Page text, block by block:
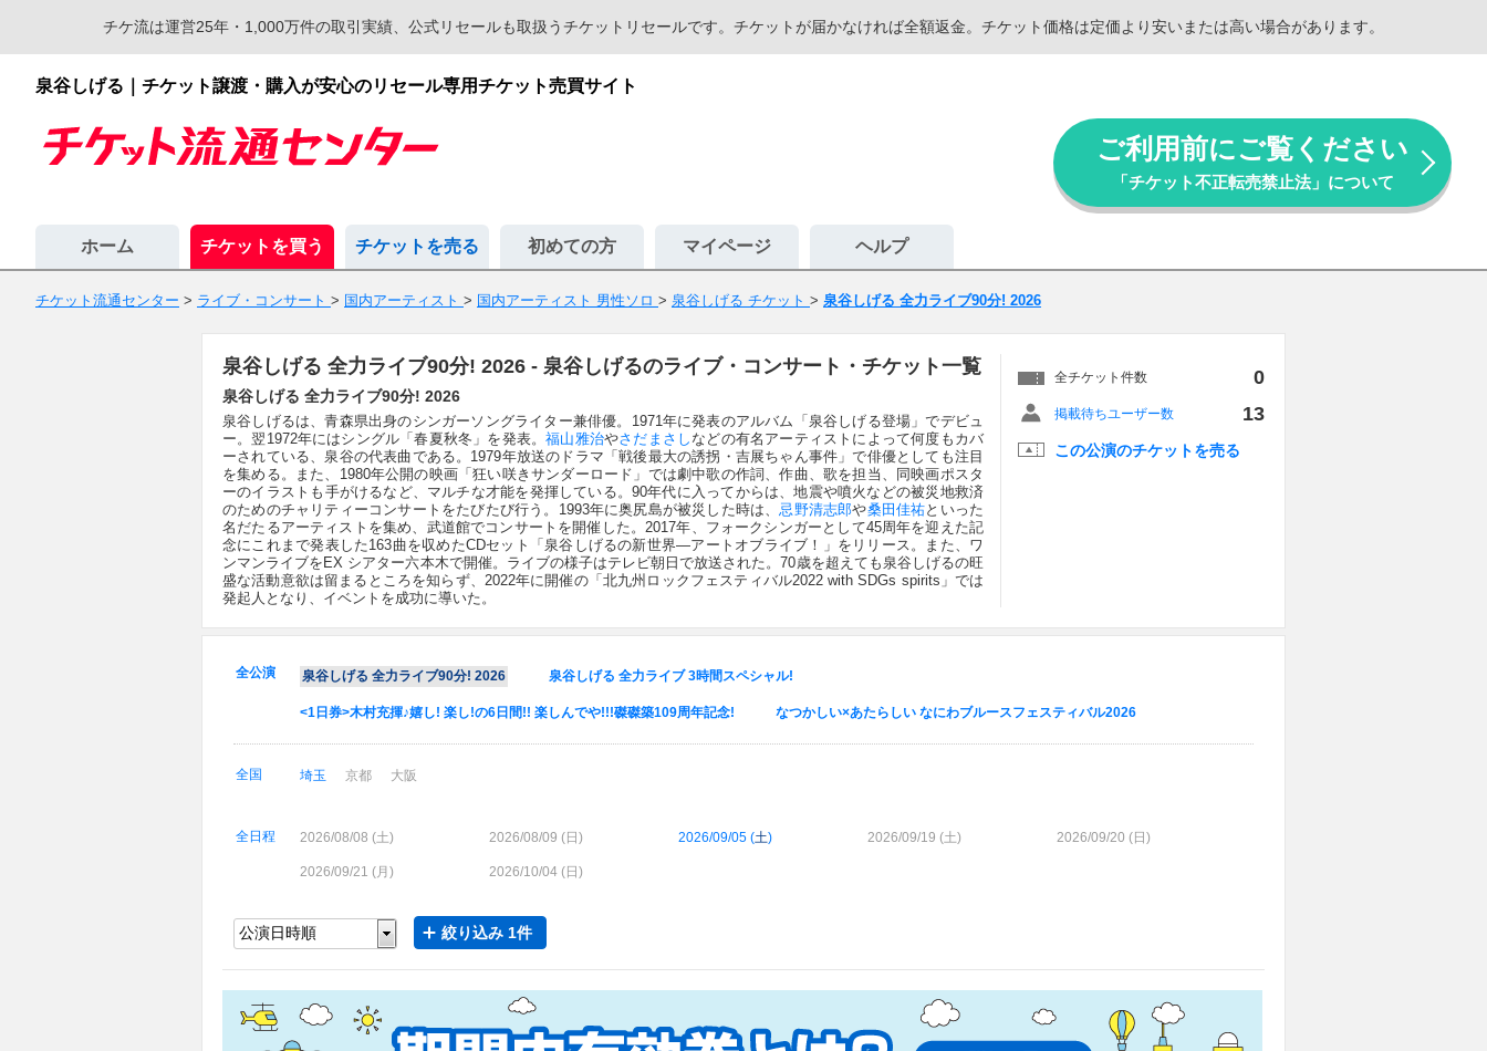
チケ流は運営25年・1,000万件の取引実績、公式リセールも取扱うチケットリセールです。チケットが届かなければ全額返金。チケット価格は定価より安いまたは高い場合があります。
泉谷しげる｜チケット譲渡・購入が安心のリセール専用チケット売買サイト
ご利用前にご覧ください
「チケット不正転売禁止法」について
ホーム チケットを買う チケットを売る 初めての方 マイページ ヘルプ
チケット流通センター > ライブ・コンサート > 国内アーティスト > 国内アーティスト 男性ソロ > 泉谷しげる チケット > 泉谷しげる 全力ライブ90分! 2026
泉谷しげる 全力ライブ90分! 2026 - 泉谷しげるのライブ・コンサート・チケット一覧
泉谷しげる 全力ライブ90分! 2026
泉谷しげるは、青森県出身のシンガーソングライター兼俳優。1971年に発表のアルバム「泉谷しげる登場」でデビュ
ー。翌1972年にはシングル「春夏秋冬」を発表。福山雅治やさだまさし などの有名アーティストによって何度もカバ
ーされている、泉谷の代表曲である。1979年放送のドラマ「戦後最大の誘拐・吉展ちゃん事件」で俳優としても注目
を集める。また、1980年公開の映画「狂い咲きサンダーロード」では劇中歌の作詞、作曲、歌を担当、同映画ポスタ
ーのイラストも手がけるなど、マルチな才能を発揮している。90年代に入ってからは、地震や噴火などの被災地救済
のためのチャリティーコンサートをたびたび行う。1993年に奥尻島が被災した時は、忌野清志郎や桑田佳祐といった
名だたるアーティストを集め、武道館でコンサートを開催した。2017年、フォークシンガーとして45周年を迎えた記
念にこれまで発表した163曲を収めたCDセット「泉谷しげるの新世界―アートオブライブ！」をリリース。また、ワ
ンマンライブをEX シアター六本木で開催。ライブの様子はテレビ朝日で放送された。70歳を超えても泉谷しげるの旺
盛な活動意欲は留まるところを知らず、2022年に開催の「北九州ロックフェスティバル2022 with SDGs spirits」では
発起人となり、イベントを成功に導いた。
全チケット件数 0
掲載待ちユーザー数 13
この公演のチケットを売る
全公演 泉谷しげる 全力ライブ90分! 2026 泉谷しげる 全力ライブ 3時間スペシャル!
<1日券>木村充揮♪嬉し! 楽し!の6日間!! 楽しんでや!!!磔磔築109周年記念! なつかしい×あたらしい なにわブルースフェスティバル2026
全国 埼玉 京都 大阪
全日程 2026/08/08 (土) 2026/08/09 ( 日 ) 2026/09/05 (土) 2026/09/19 (土) 2026/09/20 ( 日 )
2026/09/21 (月 ) 2026/10/04 ( 日 )
絞り込み 1件